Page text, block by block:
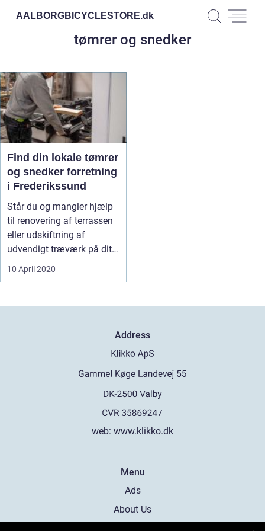
AALBORGBICYCLESTORE.dk
tømrer og snedker
Find din lokale tømrer
og snedker forretning
i Frederikssund
Står du og mangler hjælp
til renovering af terrassen
eller udskiftning af
udvendigt træværk på dit
h...
10 April 2020
Address
web: www.klikko.dk
Menu
Ads
About Us